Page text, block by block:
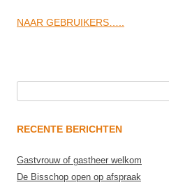
NAAR GEBRUIKERS…..
naar:
RECENTE BERICHTEN
Gastvrouw of gastheer welkom
De Bisschop open op afspraak